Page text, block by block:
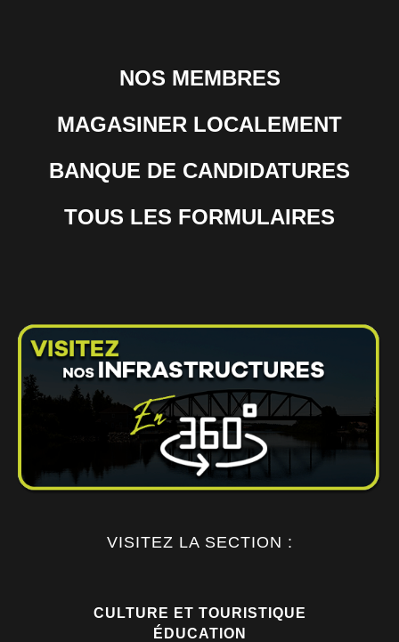
NOS MEMBRES
MAGASINER LOCALEMENT
BANQUE DE CANDIDATURES
TOUS LES FORMULAIRES
VISITEZ LA SECTION :
CULTURE ET TOURISTIQUE
ÉDUCATION